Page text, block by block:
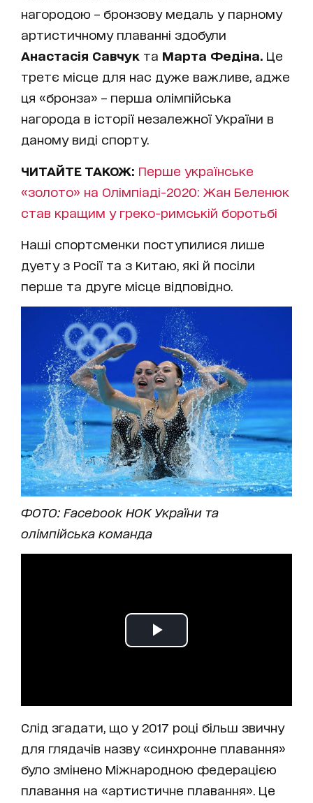
нагородою – бронзову медаль у парному
артистичному плаванні здобули
Анастасія Савчук та Марта Федіна. Це
третє місце для нас дуже важливе, адже
ця «бронза» – перша олімпійська
нагорода в історії незалежної України в
даному виді спорту.
ЧИТАЙТЕ ТАКОЖ: Перше українське
«золото» на Олімпіаді-2020: Жан Беленюк
став кращим у греко-римській боротьбі
Наші спортсменки поступилися лише
дуету з Росії та з Китаю, які й посіли
перше та друге місце відповідно.
ФОТО: Facebook НОК України та
олімпійська команда
Слід згадати, що у 2017 році більш звичну
для глядачів назву «синхронне плавання»
було змінено Міжнародною федерацією
плавання на «артистичне плавання». Це